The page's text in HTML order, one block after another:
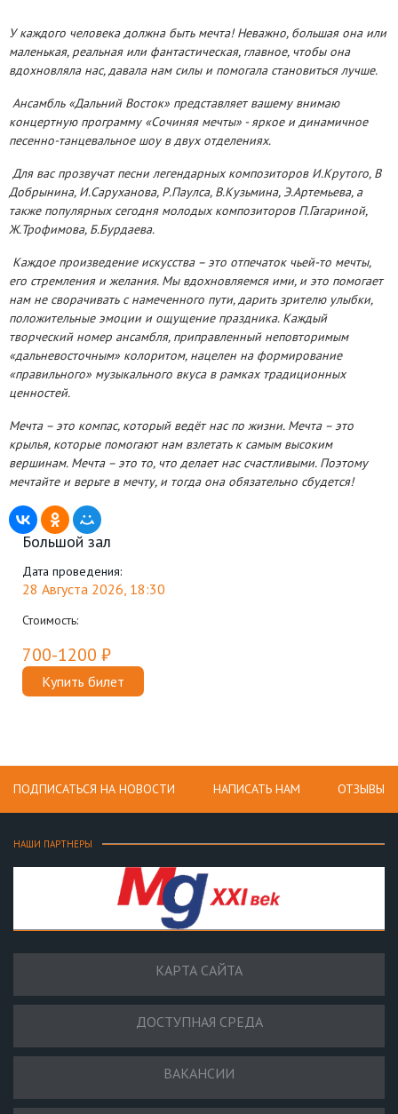
У каждого человека должна быть мечта! Неважно, большая она или
маленькая, реальная или фантастическая, главное, чтобы она
вдохновляла нас, давала нам силы и помогала становиться лучше.
Ансамбль «Дальний Восток» представляет вашему внимаю
концертную программу «Сочиняя мечты» - яркое и динамичное
песенно-танцевальное шоу в двух отделениях.
Для вас прозвучат песни легендарных композиторов И.Крутого, В
Добрынина, И.Саруханова, Р.Паулса, В.Кузьмина, Э.Артемьева, а
также популярных сегодня молодых композиторов П.Гагариной,
Ж.Трофимова, Б.Бурдаева.
Каждое произведение искусства – это отпечаток чьей-то мечты,
его стремления и желания. Мы вдохновляемся ими, и это помогает
нам не сворачивать с намеченного пути, дарить зрителю улыбки,
положительные эмоции и ощущение праздника. Каждый
творческий номер ансамбля, приправленный неповторимым
«дальневосточным» колоритом, нацелен на формирование
«правильного» музыкального вкуса в рамках традиционных
ценностей.
Мечта – это компас, который ведёт нас по жизни. Мечта – это
крылья, которые помогают нам взлетать к самым высоким
вершинам. Мечта – это то, что делает нас счастливыми. Поэтому
мечтайте и верьте в мечту, и тогда она обязательно сбудется!
Большой зал
Дата проведения:
28 Августа 2026, 18:30
Стоимость:
700-1200 ₽
Купить билет
ПОДПИСАТЬСЯ НА НОВОСТИ НАПИСАТЬ НАМ ОТЗЫВЫ
НАШИ ПАРТНЕРЫ
КАРТА САЙТА
ДОСТУПНАЯ СРЕДА
ВАКАНСИИ